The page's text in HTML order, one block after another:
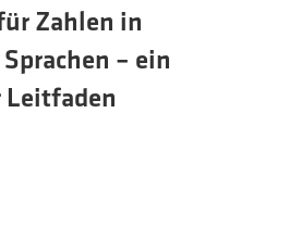
Zahlen in
– ein
Leitfaden